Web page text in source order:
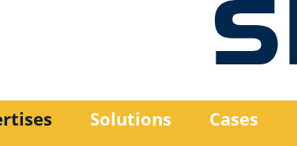
Solutions Cases